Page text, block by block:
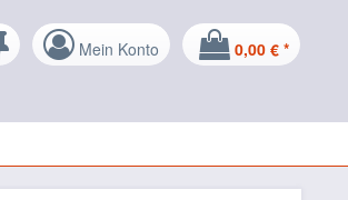
Mein Konto 0,00 € *